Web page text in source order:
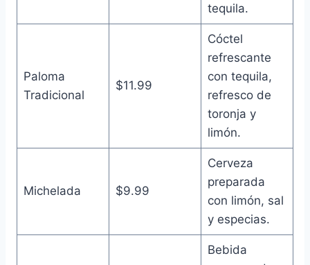
tequila.
Paloma
Tradicional
$11.99
Cóctel
refrescante
con tequila,
refresco de
toronja y
limón.
Michelada $9.99
Cerveza
preparada
con limón, sal
y especias.
Bebida